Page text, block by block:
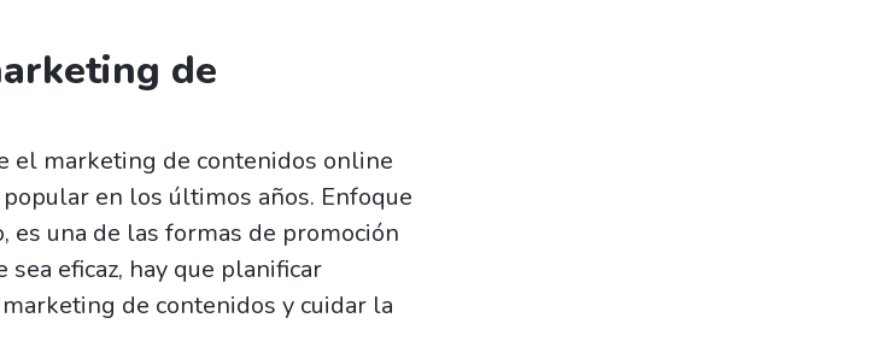
de
el marketing de contenidos online
popular en los últimos años. Enfoque
una de las formas de promoción
eficaz, hay que planificar
de contenidos y cuidar la